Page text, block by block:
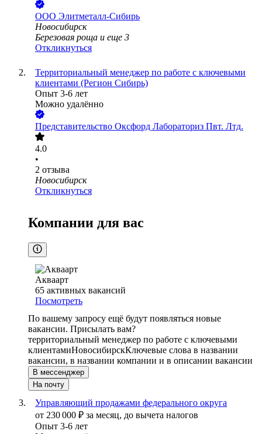
ООО Элитметалл-Сибирь
Новосибирск
Березовая роща и еще 3
Откликнуться
Территориальный менеджер по работе с ключевыми
клиентами (Регион Сибирь)
Опыт 3-6 лет
Можно удалённо
Представительство Оксфорд Лабораториз Пвт. Лтд.
4.0
•
2 отзыва
Новосибирск
Откликнуться
Компании для вас
Акваарт
65 активных вакансий
Посмотреть
По вашему запросу ещё будут появляться новые
вакансии. Присылать вам?
территориальный менеджер по работе с ключевыми
клиентамиНовосибирскКлючевые слова в названии
вакансии, в названии компании и в описании вакансии
В мессенджер
На почту
Управляющий продажами федерального округа
от 230 000 ₽ за месяц, до вычета налогов
Опыт 3-6 лет